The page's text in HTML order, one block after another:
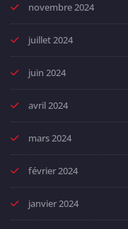
novembre 2024
juillet 2024
juin 2024
avril 2024
mars 2024
février 2024
janvier 2024